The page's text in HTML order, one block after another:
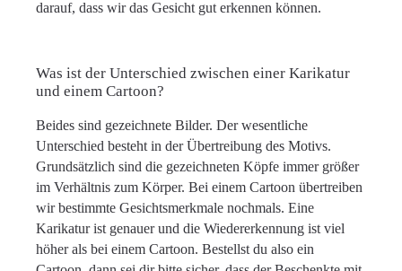
darauf, dass wir das Gesicht gut erkennen können.
Was ist der Unterschied zwischen einer Karikatur
und einem Cartoon?
Beides sind gezeichnete Bilder. Der wesentliche
Unterschied besteht in der Übertreibung des Motivs.
Grundsätzlich sind die gezeichneten Köpfe immer größer
im Verhältnis zum Körper. Bei einem Cartoon übertreiben
wir bestimmte Gesichtsmerkmale nochmals. Eine
Karikatur ist genauer und die Wiedererkennung ist viel
höher als bei einem Cartoon. Bestellst du also ein